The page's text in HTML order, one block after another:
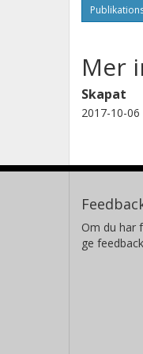
Mer
Skapat
2017-10-06
Om du har
ge